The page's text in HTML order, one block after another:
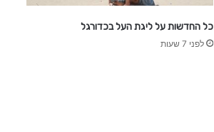
כל החדשות על ליגת העל בכדורגל
לפני 7 שעות